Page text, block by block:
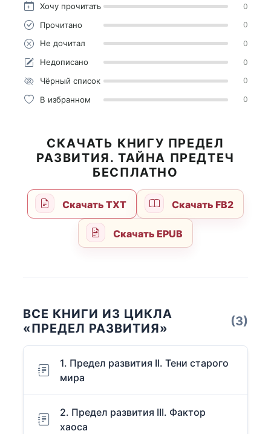
Хочу прочитать 0
Прочитано 0
Не дочитал 0
Недописано 0
Чёрный список 0
В избранном 0
СКАЧАТЬ КНИГУ ПРЕДЕЛ
РАЗВИТИЯ. ТАЙНА ПРЕДТЕЧ
БЕСПЛАТНО
Скачать TXT Скачать FB2
Скачать EPUB
ВСЕ КНИГИ ИЗ ЦИКЛА
«ПРЕДЕЛ РАЗВИТИЯ»
(3)
1. Предел развития II. Тени старого
мира
2. Предел развития III. Фактор
хаоса